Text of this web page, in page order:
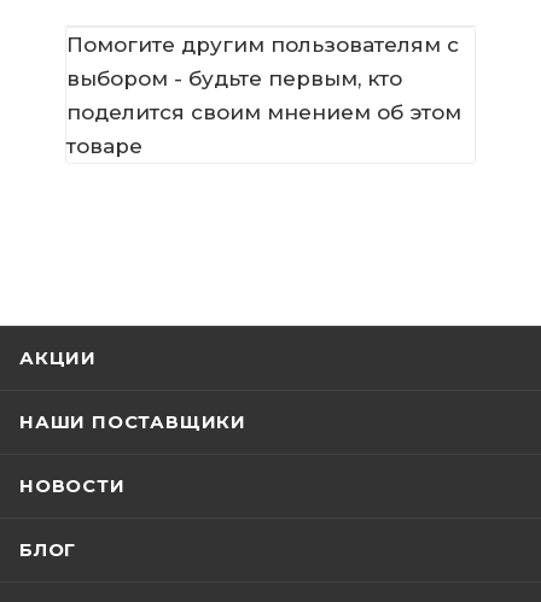
Помогите другим пользователям с
выбором - будьте первым, кто
поделится своим мнением об этом
товаре
АКЦИИ
НАШИ ПОСТАВЩИКИ
НОВОСТИ
БЛОГ